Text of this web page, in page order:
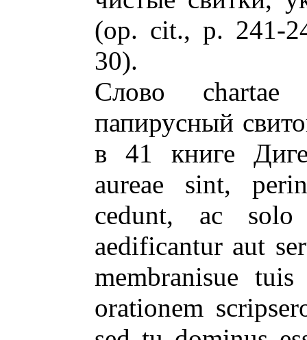
(op. cit., p. 241-
30).
Слово
папирусный
в 41 книге
aureae sint,
cedunt, ac
aedificantur aut
membranisue
orationem